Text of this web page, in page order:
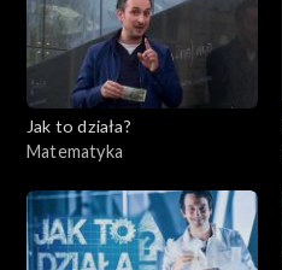
Jak to działa?
Matematyka